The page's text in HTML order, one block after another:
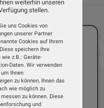
Streaming-Sticks
weiterhin unseren
stellen.
uns Cookies von
unserer Partner
Cookies auf Ihrem
speichern Ihre
z.B.: Geräte-
Daten. Wir verwenden
Ihnen
zu können, Ihnen das
wie möglich zu
zu können. Diese
und